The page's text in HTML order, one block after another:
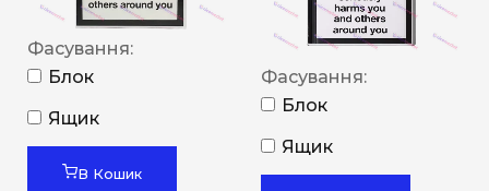
Фасування:
Блок
Ящик
В Кошик
Фасування:
Блок
Ящик